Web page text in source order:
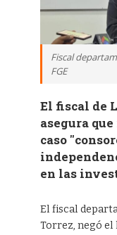
Fiscal
FGE
El fiscal de
asegura
caso
en las
El fiscal
Torrez, negó el